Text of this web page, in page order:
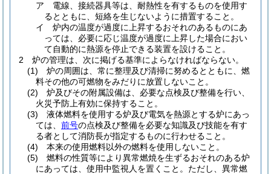
ア
電線、接続器具等は、耐熱性を有するものを使用す
るとともに、短絡を生じないように措置すること。
イ
炉内の温度が過度に上昇するおそれのあるものにあ
っては、必要に応じ温度が過度に上昇した場合におい
て自動的に熱源を停止できる装置を設けること。
2
炉の管理は、次に掲げる基準によらなければならない。
(1)
炉の周囲は、常に整理及び清掃に努めるとともに、燃
料その他の可燃物をみだりに放置しないこと。
(2)
炉及びその附属設備は、必要な点検及び整備を行い、
火災予防上有効に保持すること。
(3)
液体燃料を使用する炉及び電気を熱源とする炉にあっ
ては、 前号の点検及び整備を必要な知識及び技能を有す
る者として消防長が指定するものに行わせること。
(4)
本来の使用燃料以外の燃料を使用しないこと。
(5)
燃料の性質等により異常燃焼を生ずるおそれのある炉
にあっては、使用中監視人を置くこと。 ただし、異常燃